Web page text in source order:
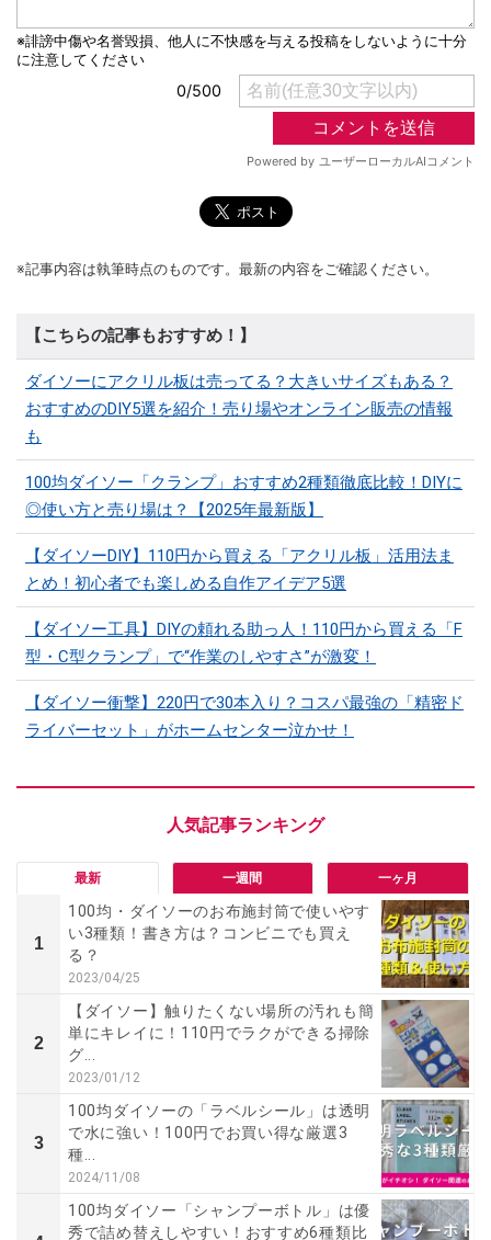
※記事内容は執筆時点のものです。最新の内容をご確認ください。
【こちらの記事もおすすめ！】
ダイソーにアクリル板は売ってる？大きいサイズもある？
おすすめのDIY5選を紹介！売り場やオンライン販売の情報
も
100均ダイソー「クランプ」おすすめ2種類徹底比較！DIYに
◎使い方と売り場は？【2025年最新版】
【ダイソーDIY】110円から買える「アクリル板」活用法ま
とめ！初心者でも楽しめる自作アイデア5選
【ダイソー工具】DIYの頼れる助っ人！110円から買える「F
型・C型クランプ」で“作業のしやすさ”が激変！
【ダイソー衝撃】220円で30本入り？コスパ最強の「精密ド
ライバーセット」がホームセンター泣かせ！
最新 一週間 一ヶ月
1
100均・ダイソーのお布施封筒で使いやす
い3種類！書き方は？コンビニでも買え
る？
2023/04/25
2
【ダイソー】触りたくない場所の汚れも簡
単にキレイに！110円でラクができる掃除
グ...
2023/01/12
3
100均ダイソーの「ラベルシール」は透明
で水に強い！100円でお買い得な厳選3
種...
2024/11/08
100均ダイソー「シャンプーボトル」は優
秀で詰め替えしやすい！おすすめ6種類比